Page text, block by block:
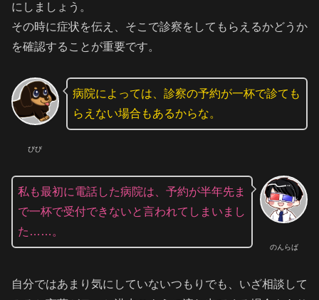
にしましょう。
その時に症状を伝え、そこで診察をしてもらえるかどうか
を確認することが重要です。
びび
病院によっては、診察の予約が一杯で診ても
らえない場合もあるからな。
のんらば
私も最初に電話した病院は、予約が半年先ま
で一杯で受付できないと言われてしまいまし
た……。
自分ではあまり気にしていないつもりでも、いざ相談して